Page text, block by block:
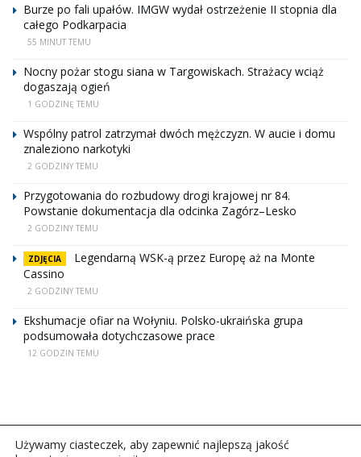
Burze po fali upałów. IMGW wydał ostrzeżenie II stopnia dla
całego Podkarpacia
55 MINUT TEMU
Nocny pożar stogu siana w Targowiskach. Strażacy wciąż
dogaszają ogień
1 GODZINĘ TEMU
Wspólny patrol zatrzymał dwóch mężczyzn. W aucie i domu
znaleziono narkotyki
2 GODZINY TEMU
Przygotowania do rozbudowy drogi krajowej nr 84.
Powstanie dokumentacja dla odcinka Zagórz–Lesko
2 GODZINY TEMU
ZDJĘCIA
Legendarną WSK-ą przez Europę aż na Monte
Cassino
2 GODZINY TEMU
Ekshumacje ofiar na Wołyniu. Polsko-ukraińska grupa
podsumowała dotychczasowe prace
12 GODZIN TEMU
Używamy ciasteczek, aby zapewnić najlepszą jakość